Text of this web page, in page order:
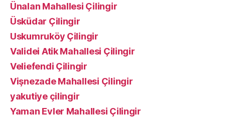
Ünalan Mahallesi Çilingir
Üsküdar Çilingir
Uskumruköy Çilingir
Validei Atik Mahallesi Çilingir
Veliefendi Çilingir
Vişnezade Mahallesi Çilingir
yakutiye çilingir
Yaman Evler Mahallesi Çilingir